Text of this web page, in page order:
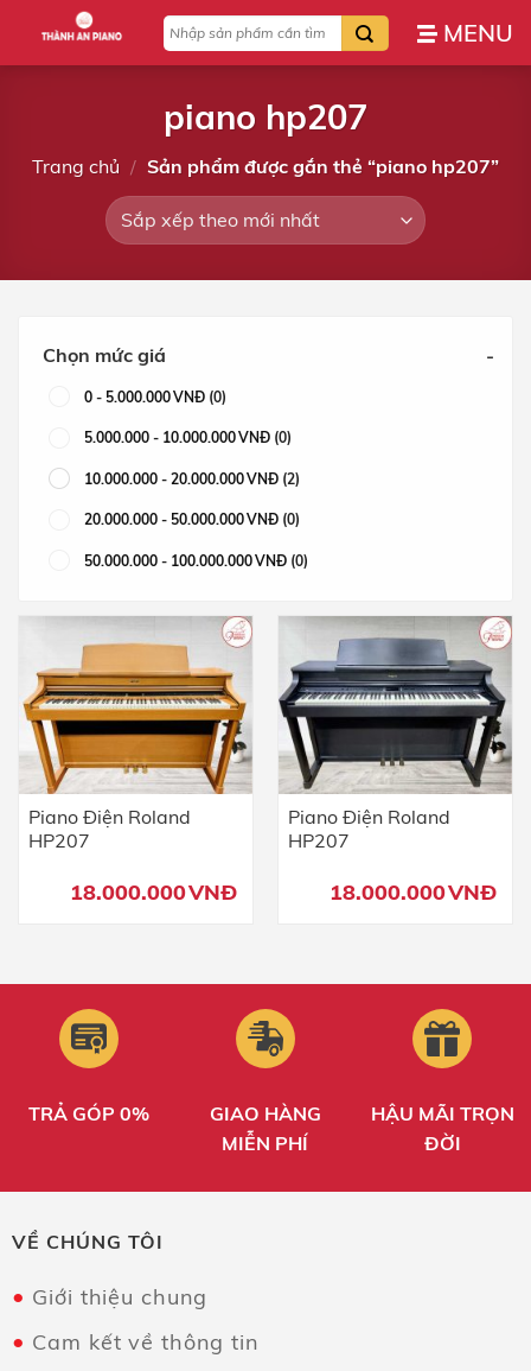
nội
Tìm
kiếm:
piano hp207
Trang chủ / Sản phẩm được gắn thẻ “piano hp207”
Chọn mức giá -
0 - 5.000.000VNĐ (0)
5.000.000 - 10.000.000VNĐ (0)
10.000.000 - 20.000.000VNĐ (2)
20.000.000 - 50.000.000VNĐ (0)
50.000.000 - 100.000.000VNĐ (0)
Piano Điện Roland
HP207
18.000.000VNĐ
Piano Điện Roland
HP207
18.000.000VNĐ
TRẢ GÓP 0%
GIAO HÀNG
MIỄN PHÍ
HẬU MÃI TRỌN
ĐỜI
VỀ CHÚNG TÔI
Giới thiệu chung
Cam kết về thông tin